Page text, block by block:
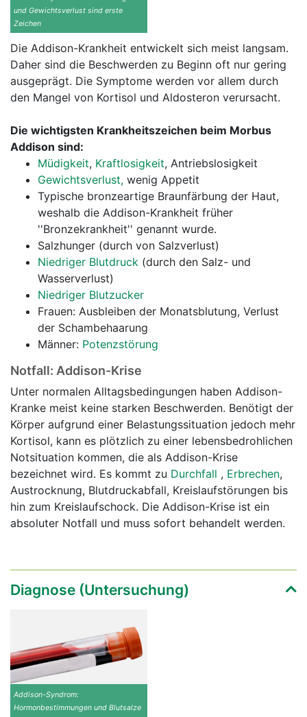
und Gewichtsverlust sind erste
Zeichen
Die Addison-Krankheit entwickelt sich meist langsam.
Daher sind die Beschwerden zu Beginn oft nur gering
ausgeprägt. Die Symptome werden vor allem durch
den Mangel von Kortisol und Aldosteron verursacht.
Die wichtigsten Krankheitszeichen beim Morbus
Addison sind:
Müdigkeit, Kraftlosigkeit, Antriebslosigkeit
Gewichtsverlust, wenig Appetit
Typische bronzeartige Braunfärbung der Haut,
weshalb die Addison-Krankheit früher
''Bronzekrankheit'' genannt wurde.
Salzhunger (durch von Salzverlust)
Niedriger Blutdruck (durch den Salz- und
Wasserverlust)
Niedriger Blutzucker
Frauen: Ausbleiben der Monatsblutung, Verlust
der Schambehaarung
Männer: Potenzstörung
Notfall: Addison-Krise
Unter normalen Alltagsbedingungen haben Addison-
Kranke meist keine starken Beschwerden. Benötigt der
Körper aufgrund einer Belastungssituation jedoch mehr
Kortisol, kann es plötzlich zu einer lebensbedrohlichen
Notsituation kommen, die als Addison-Krise
bezeichnet wird. Es kommt zu Durchfall , Erbrechen,
Austrocknung, Blutdruckabfall, Kreislaufstörungen bis
hin zum Kreislaufschock. Die Addison-Krise ist ein
absoluter Notfall und muss sofort behandelt werden.
Diagnose (Untersuchung)
Addison-Syndrom:
Hormonbestimmungen und Blutsalze